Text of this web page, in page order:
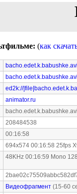
(как
bacho.edet.k.babushke.avi
ed2k://
animator.ru
bacho.edet.k.babushke.avi
208484538
00:16:58
694x574 00:16:58 25fps
48KHz 00:16:59 Mono
Видеофрагмент (15-60